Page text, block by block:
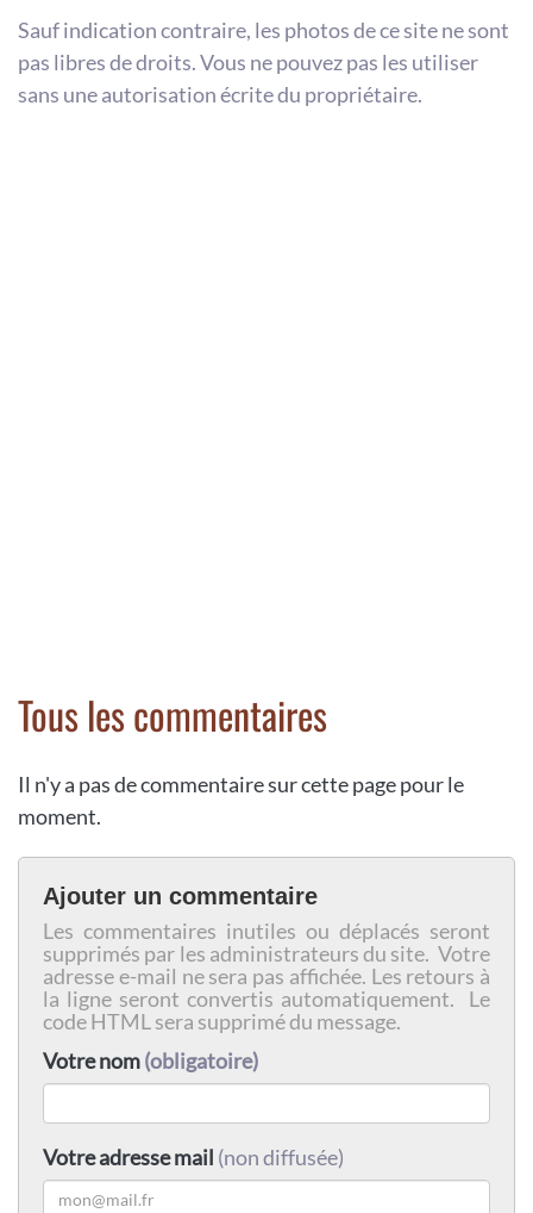
Sauf indication contraire, les photos de ce site ne sont
pas libres de droits. Vous ne pouvez pas les utiliser
sans une autorisation écrite du propriétaire.
Tous les commentaires
Il n'y a pas de commentaire sur cette page pour le
moment.
Ajouter un commentaire
Les commentaires inutiles ou déplacés seront
supprimés par les administrateurs du site. Votre
adresse e-mail ne sera pas affichée. Les retours à
la ligne seront convertis automatiquement. Le
code HTML sera supprimé du message.
Votre nom(obligatoire)
Votre adresse mail (non diffusée)